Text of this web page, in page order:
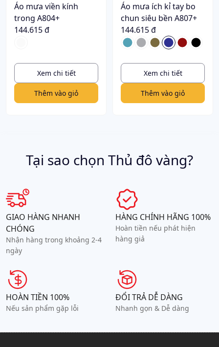
Áo mưa viền kính
trong A804+
144.615 đ
Xem chi tiết
Thêm vào giỏ
Áo mưa ích kỉ tay bo
chun siêu bền A807+
144.615 đ
Xem chi tiết
Thêm vào giỏ
Tại sao chọn Thủ đô vàng?
GIAO HÀNG NHANH
CHÓNG
Nhận hàng trong khoảng 2-4
ngày
HÀNG CHÍNH HÃNG 100%
Hoàn tiền nếu phát hiện
hàng giả
HOÀN TIỀN 100%
Nếu sản phẩm gặp lỗi
ĐỔI TRẢ DỄ DÀNG
Nhanh gọn & Dễ dàng